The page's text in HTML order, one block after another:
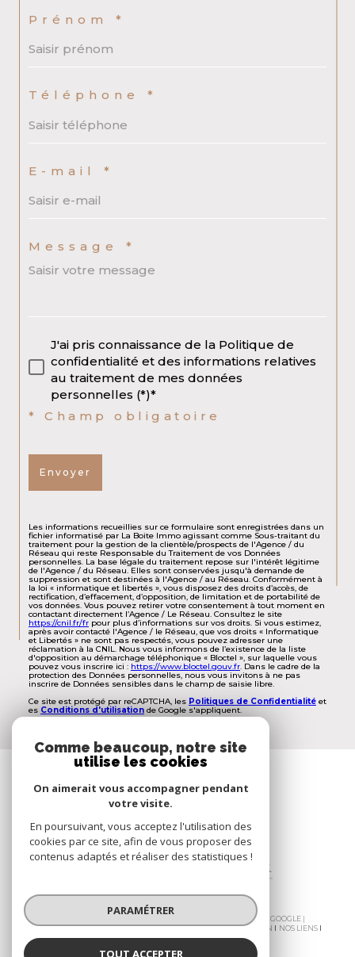
Prénom *
Téléphone *
E-mail *
Message *
J'ai pris connaissance de la Politique de
confidentialité et des informations relatives
au traitement de mes données
personnelles (*)*
* Champ obligatoire
Envoyer
Les informations recueillies sur ce formulaire sont enregistrées dans un
fichier informatisé par La Boite Immo agissant comme Sous-traitant du
traitement pour la gestion de la clientèle/prospects de l'Agence / du
Réseau qui reste Responsable du Traitement de vos Données
personnelles. La base légale du traitement repose sur l'intérêt légitime
de l'Agence / du Réseau. Elles sont conservées jusqu'à demande de
suppression et sont destinées à l'Agence / au Réseau. Conformément à
la loi « informatique et libertés », vous disposez des droits d’accès, de
rectification, d’effacement, d’opposition, de limitation et de portabilité de
vos données. Vous pouvez retirer votre consentement à tout moment en
contactant directement l’Agence / Le Réseau. Consultez le site
https://cnil.fr/fr pour plus d’informations sur vos droits. Si vous estimez,
après avoir contacté l'Agence / le Réseau, que vos droits « Informatique
et Libertés » ne sont pas respectés, vous pouvez adresser une
réclamation à la CNIL. Nous vous informons de l’existence de la liste
d'opposition au démarchage téléphonique « Bloctel », sur laquelle vous
pouvez vous inscrire ici : https://www.bloctel.gouv.fr. Dans le cadre de la
protection des Données personnelles, nous vous invitons à ne pas
inscrire de Données sensibles dans le champ de saisie libre.
Ce site est protégé par reCAPTCHA, les Politiques de Confidentialité et
es Conditions d'utilisation de Google s'appliquent.
Espace
PROPRIÉTAIRE
Se connecter
© 2026 | TOUS DROITS RÉSERVÉS | TRADUCTION POWERED BY GOOGLE |
NOS HONORAIRES
PLAN DU SITE MENTIONS LÉGALES ADMIN
NOS LIENS
POLITIQUE RGPD
COOKIES
Comme beaucoup, notre site
utilise les cookies
On aimerait vous accompagner pendant
votre visite.
En poursuivant, vous acceptez l'utilisation des
cookies par ce site, afin de vous proposer des
contenus adaptés et réaliser des statistiques !
PARAMÉTRER
TOUT ACCEPTER